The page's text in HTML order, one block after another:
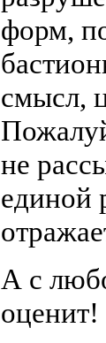
форм,
смысл,
не
единой
А с
оценит!